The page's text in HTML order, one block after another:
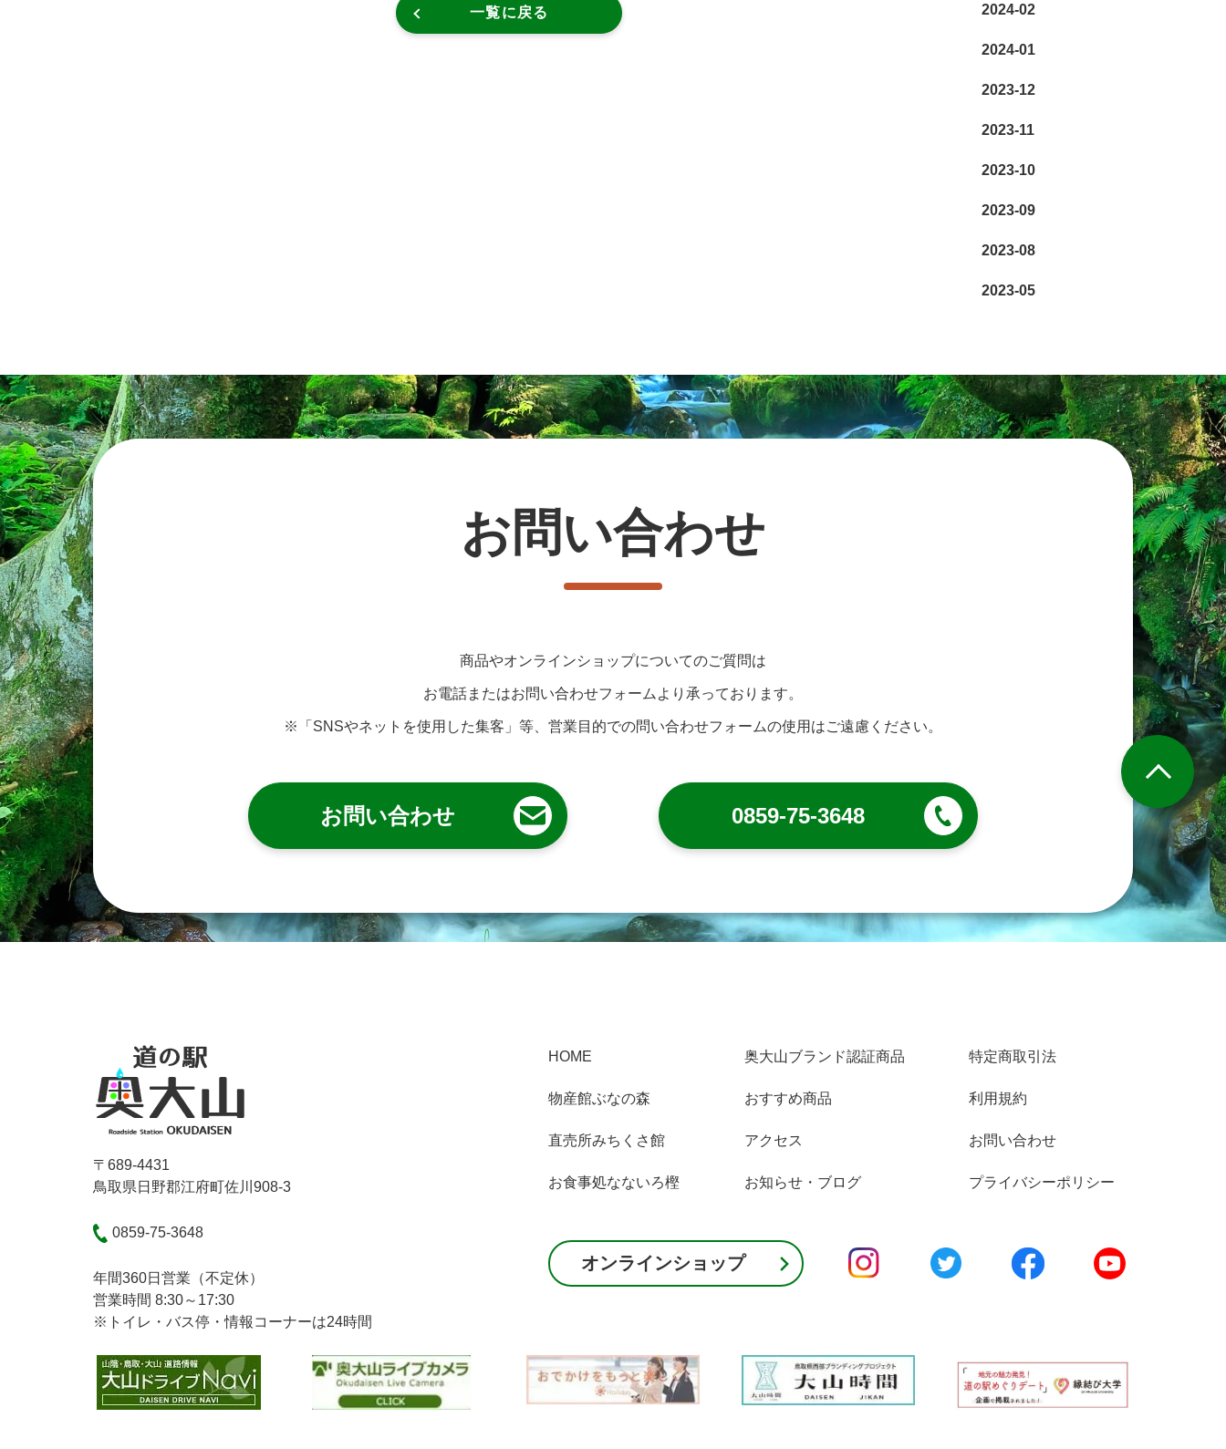
一覧に戻る 2024-02
2024-01
2023-12
2023-11
2023-10
2023-09
2023-08
2023-05
お問い合わせ
商品やオンラインショップについてのご質問は
お電話またはお問い合わせフォームより承っております。
※「SNSやネットを使用した集客」等、営業目的での問い合わせフォームの使用はご遠慮ください。
お問い合わせ 0859-75-3648
〒689-4431
鳥取県日野郡江府町佐川908-3
0859-75-3648
年間360日営業（不定休）
営業時間 8:30～17:30
※トイレ・バス停・情報コーナーは24時間
HOME
物産館ぶなの森
直売所みちくさ館
お食事処なないろ樫
奥大山ブランド認証商品
おすすめ商品
アクセス
お知らせ・ブログ
特定商取引法
利用規約
お問い合わせ
プライバシーポリシー
オンラインショップ